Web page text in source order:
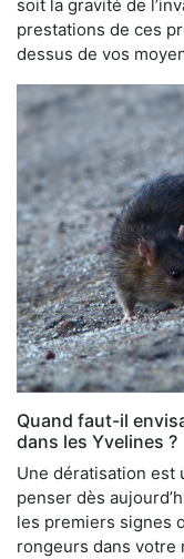
soit la gravité de
prestations de ces
dessus de vos
Quand faut-il
dans les Yvelines ?
Une dératisation est
penser dès
les premiers signes
rongeurs dans votre